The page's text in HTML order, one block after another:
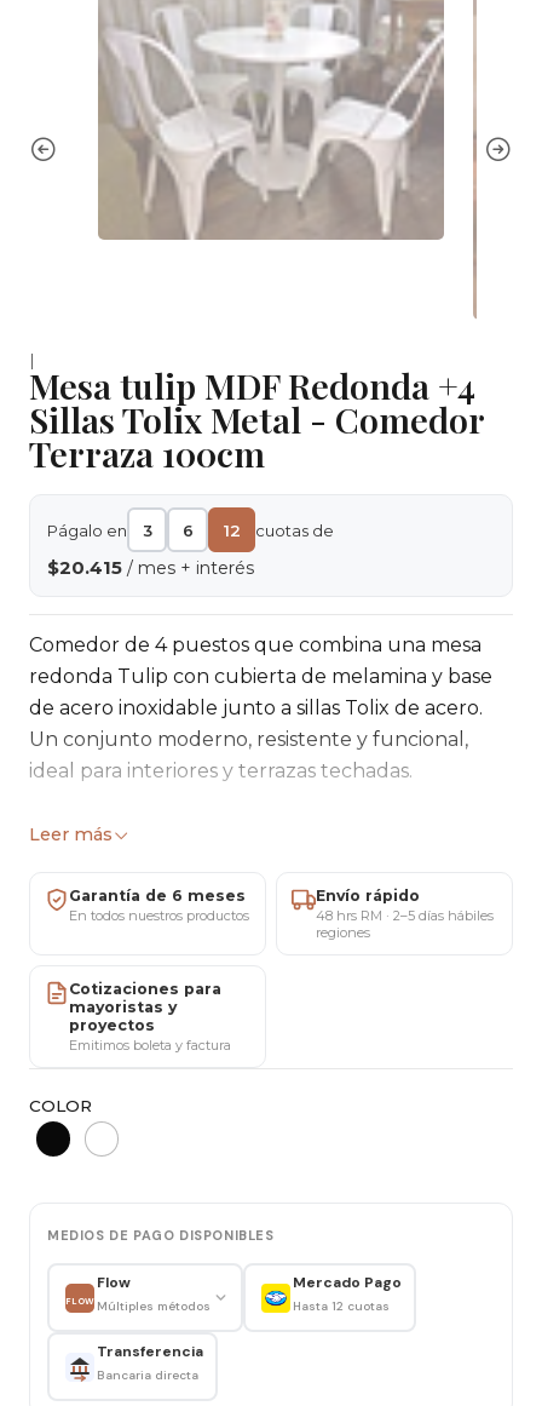
|
Mesa tulip MDF Redonda +4
Sillas Tolix Metal - Comedor
Terraza 100cm
Págalo en 3 6 12 cuotas de
$20.415 / mes + interés
Comedor de 4 puestos que combina una mesa
redonda Tulip con cubierta de melamina y base
de acero inoxidable junto a sillas Tolix de acero.
Un conjunto moderno, resistente y funcional,
ideal para interiores y terrazas techadas.
Preguntas Frecuentes Rápidas
✔️ 6 meses de garantía
✔️ Showroom San Miguel (agenda al privado)
Características
Diámetro: 100 cm
Altura: 75 cm
Base: Acero inoxidable
4 Sillas Tolix
Altura asiento: 45 cm
Altura total: 82 cm
Leer más
Garantía de 6 meses
En todos nuestros productos
Envío rápido
48 hrs RM · 2–5 días hábiles
regiones
Cotizaciones para
mayoristas y
proyectos
Emitimos boleta y factura
COLOR
MEDIOS DE PAGO DISPONIBLES
FLOW
Flow
Múltiples métodos
Mercado Pago
Hasta 12 cuotas
Transferencia
Bancaria directa